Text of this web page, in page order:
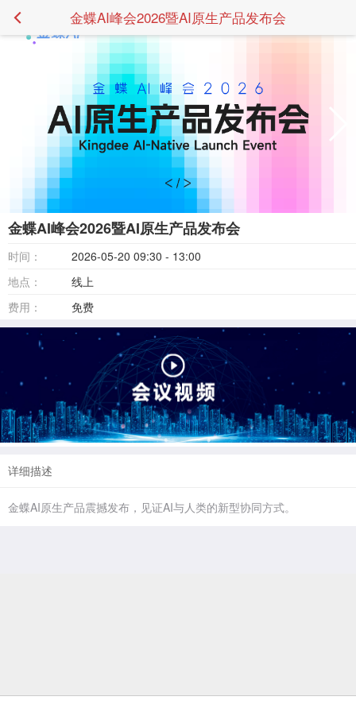
金蝶AI峰会2026暨AI原生产品发布会
金蝶AI峰会2026暨AI原生产品发布会
时间：
2026-05-20 09:30 - 13:00
地点：
线上
费用：
免费
详细描述
金蝶AI原生产品震撼发布，见证AI与人类的新型协同方式。